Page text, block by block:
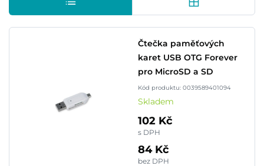
Čtečka paměťových
karet USB OTG Forever
pro MicroSD a SD
Kód produktu: 0039589401094
Skladem
102 Kč
s DPH
84 Kč
bez DPH